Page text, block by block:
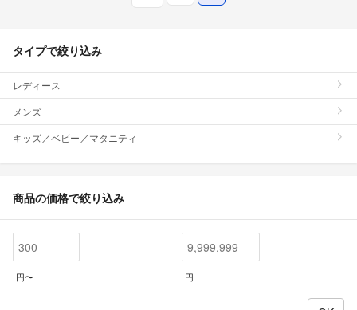
タイプで絞り込み
レディース
メンズ
キッズ／ベビー／マタニティ
商品の価格で絞り込み
円〜 円